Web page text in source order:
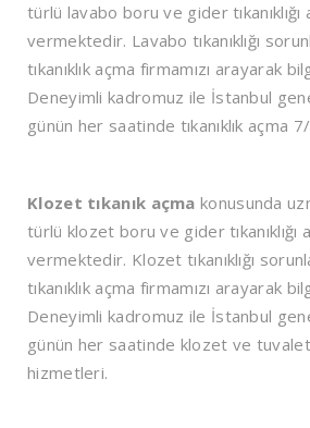
türlü lavabo boru ve gider
vermektedir. Lavabo tıkanıklığı
tıkanıklık açma firmamızı arayarak
Deneyimli kadromuz ile İstanbul
günün her saatinde tıkanıklık açma
Klozet tıkanık açma konusunda
türlü klozet boru ve gider tıkanıklığı
vermektedir. Klozet tıkanıklığı
tıkanıklık açma firmamızı arayarak
Deneyimli kadromuz ile İstanbul
günün her saatinde klozet ve tuvalet
hizmetleri.